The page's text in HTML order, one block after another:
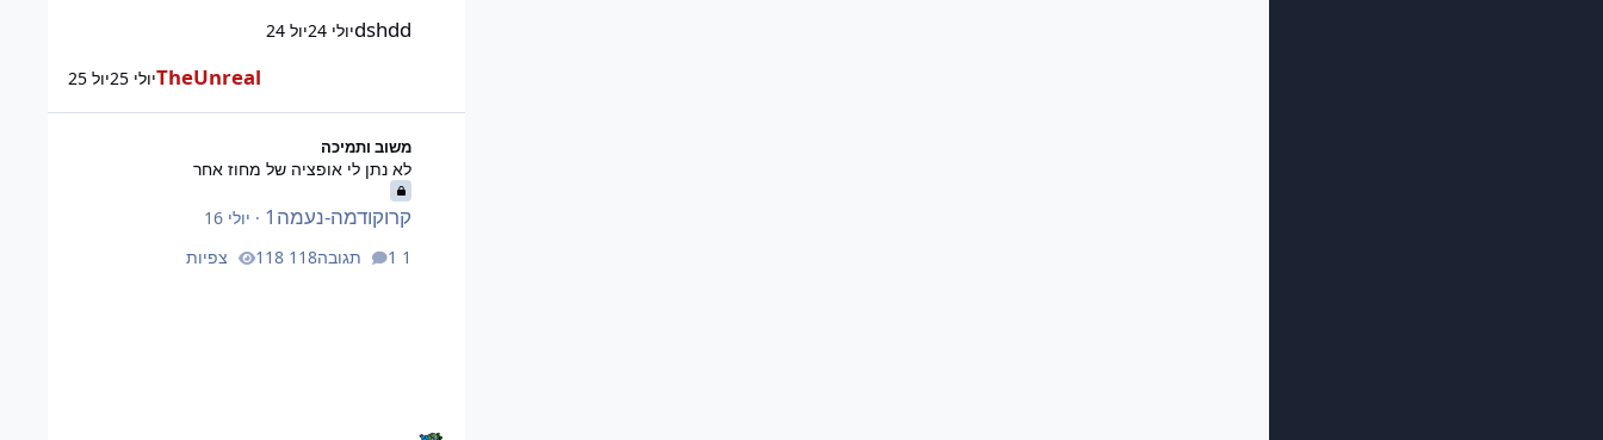
dshddיולי 24 יול 24
TheUnrealיולי 25 יול 25
משוב ותמיכה
לא נתן לי אופציה של מחוז אחר
קרוקודמה-נעמה1 · יולי 16
1 תגובה
118 צפיות